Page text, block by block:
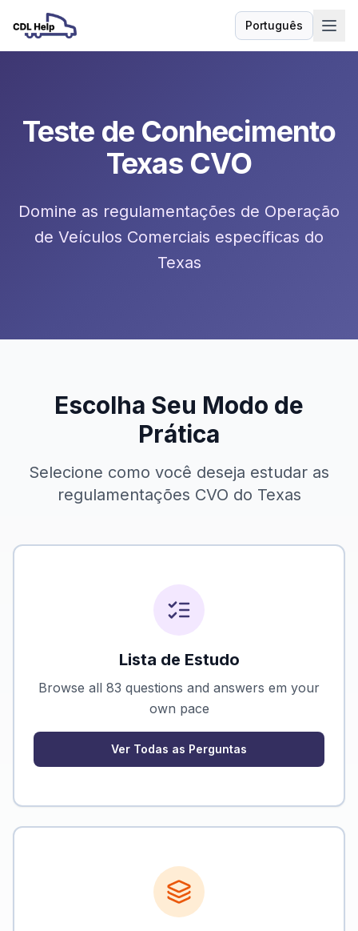
Português
Idioma
Teste de Conhecimento
Texas CVO
Domine as regulamentações de Operação
de Veículos Comerciais específicas do
Texas
Escolha Seu Modo de
Prática
Selecione como você deseja estudar as
regulamentações CVO do Texas
Lista de Estudo
Browse all 83 questions and answers em your
own pace
Ver Todas as Perguntas